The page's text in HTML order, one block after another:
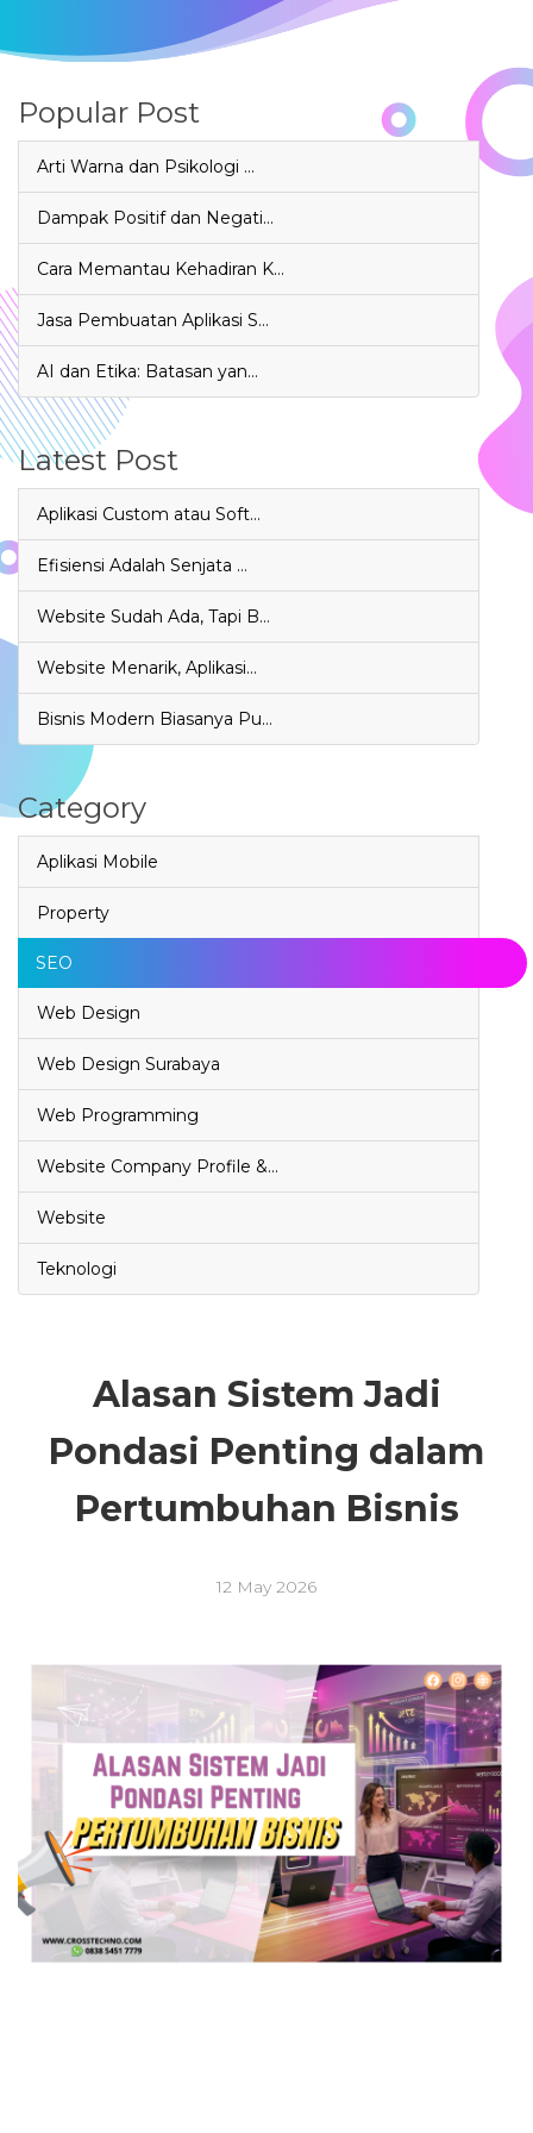
Popular Post
Arti Warna dan Psikologi …
Dampak Positif dan Negati…
Cara Memantau Kehadiran K…
Jasa Pembuatan Aplikasi S…
AI dan Etika: Batasan yan…
Latest Post
Aplikasi Custom atau Soft…
Efisiensi Adalah Senjata …
Website Sudah Ada, Tapi B…
Website Menarik, Aplikasi…
Bisnis Modern Biasanya Pu…
Category
Aplikasi Mobile
Property
SEO
Web Design
Web Design Surabaya
Web Programming
Website Company Profile &…
Website
Teknologi
Alasan Sistem Jadi
Pondasi Penting dalam
Pertumbuhan Bisnis
12 May 2026